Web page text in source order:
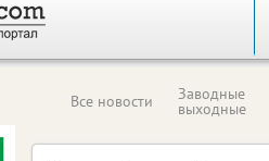
Все новости Заводные
выходные